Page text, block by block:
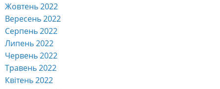
Жовтень 2022
Вересень 2022
Серпень 2022
Липень 2022
Червень 2022
Травень 2022
Квітень 2022